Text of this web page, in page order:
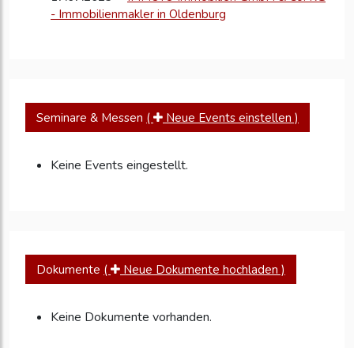
- Immobilienmakler in Oldenburg
Seminare & Messen ( Neue Events einstellen )
Keine Events eingestellt.
Dokumente ( Neue Dokumente hochladen )
Keine Dokumente vorhanden.